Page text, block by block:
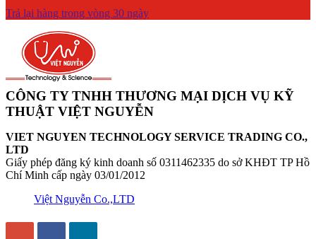
Trả lại hàng trong vòng 30 ngày
CÔNG TY TNHH THƯƠNG MẠI DỊCH VỤ KỸ
THUẬT VIỆT NGUYỄN
VIET NGUYEN TECHNOLOGY SERVICE TRADING CO.,
LTD
Giấy phép đăng ký kinh doanh số 0311462335 do sở KHĐT TP Hồ
Chí Minh cấp ngày 03/01/2012
Việt Nguyễn Co.,LTD